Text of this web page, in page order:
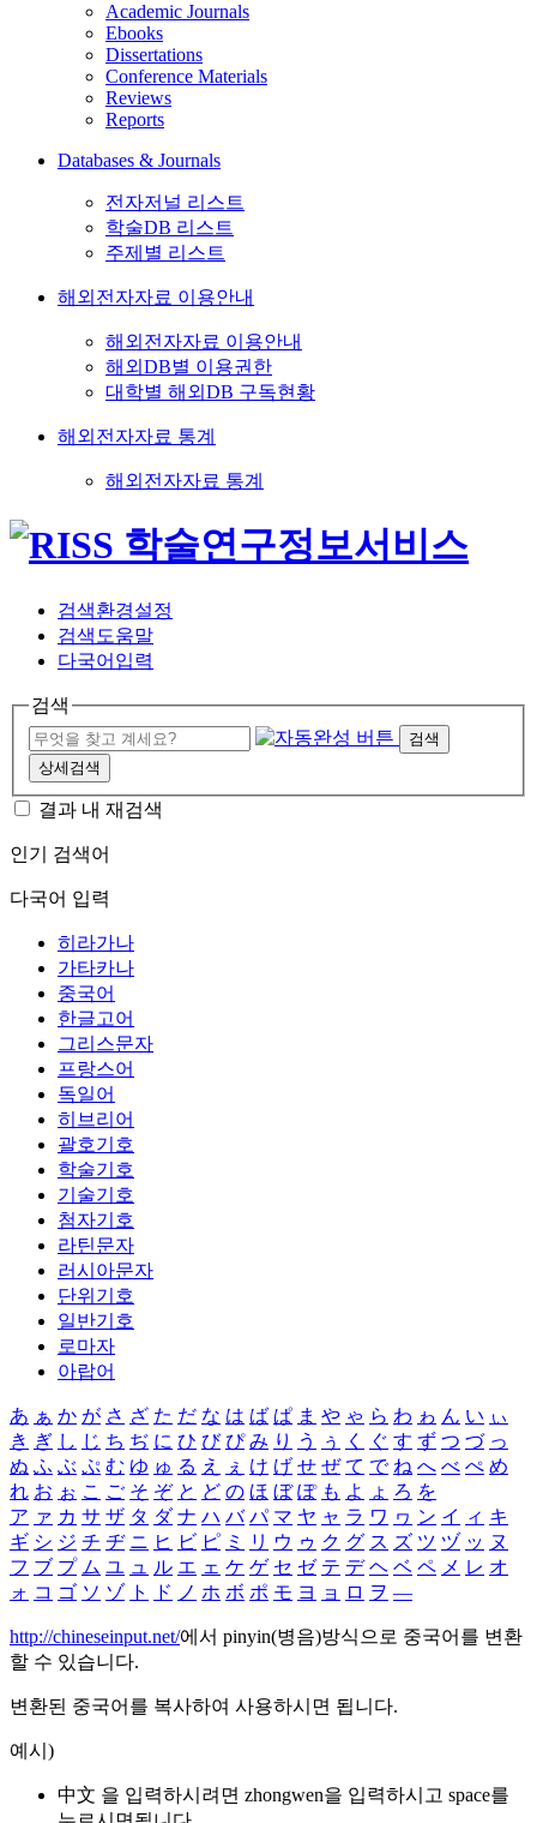
Academic Journals
Ebooks
Dissertations
Conference Materials
Reviews
Reports
Databases & Journals
전자저널 리스트
학술DB 리스트
주제별 리스트
해외전자자료 이용안내
해외전자자료 이용안내
해외DB별 이용권한
대학별 해외DB 구독현황
해외전자자료 통계
해외전자자료 통계
검색환경설정
검색도움말
다국어입력
검색
검색
상세검색
결과 내 재검색
인기 검색어
다국어 입력
히라가나
가타카나
중국어
한글고어
그리스문자
프랑스어
독일어
히브리어
괄호기호
학술기호
기술기호
첨자기호
라틴문자
러시아문자
단위기호
일반기호
로마자
아랍어
あ ぁ か が さ ざ た だ な は ば ぱ ま や ゃ ら わ ゎ ん い ぃ
き ぎ し じ ち ぢ に ひ び ぴ み り う ぅ く ぐ す ず つ づ っ
ぬ ふ ぶ ぷ む ゆ ゅ る え ぇ け げ せ ぜ て で ね へ べ ぺ め
れ お ぉ こ ご そ ぞ と ど の ほ ぼ ぽ も よ ょ ろ を
ア ァ カ サ ザ タ ダ ナ ハ バ パ マ ヤ ャ ラ ワ ヮ ン イ ィ キ
ギ シ ジ チ ヂ ニ ヒ ビ ピ ミ リ ウ ゥ ク グ ス ズ ツ ヅ ッ ヌ
フ ブ プ ム ユ ュ ル エ ェ ケ ゲ セ ゼ テ デ ヘ ベ ペ メ レ オ
ォ コ ゴ ソ ゾ ト ド ノ ホ ボ ポ モ ヨ ョ ロ ヲ ―
http://chineseinput.net/에서 pinyin(병음)방식으로 중국어를 변환
할 수 있습니다.
변환된 중국어를 복사하여 사용하시면 됩니다.
예시)
中文 을 입력하시려면 zhongwen을 입력하시고 space를